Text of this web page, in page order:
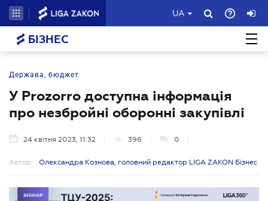
UA
БІЗНЕС
Держава, бюджет
У Prozorro доступна інформація
про незбройні оборонні закупівлі
24 квітня 2023, 11:32 396 0
Автор: Олександра Кознова, головний редактор LIGA ZAKON Бізнес